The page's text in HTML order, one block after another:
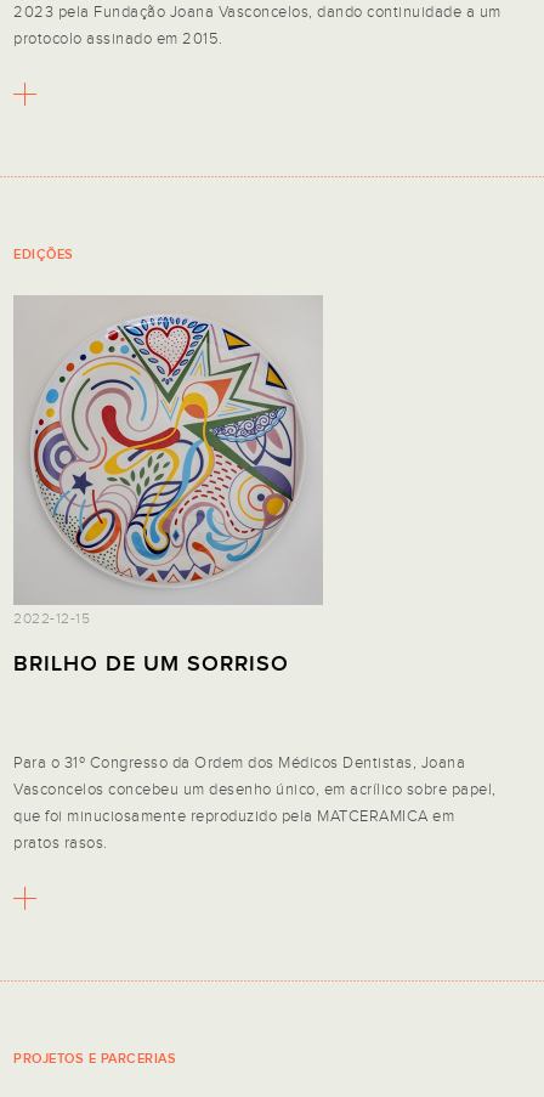
2023 pela Fundação Joana Vasconcelos, dando continuidade a um
protocolo assinado em 2015.
EDIÇÕES
2022-12-15
BRILHO DE UM SORRISO
Para o 31º Congresso da Ordem dos Médicos Dentistas, Joana
Vasconcelos concebeu um desenho único, em acrílico sobre papel,
que foi minuciosamente reproduzido pela MATCERAMICA em
pratos rasos.
PROJETOS E PARCERIAS